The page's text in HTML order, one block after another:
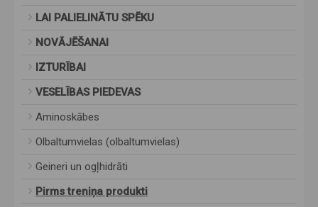
LAI PALIELINĀTU SPĒKU
NOVĀJĒŠANAI
IZTURĪBAI
VESELĪBAS PIEDEVAS
Aminoskābes
Olbaltumvielas (olbaltumvielas)
Geineri un ogļhidrāti
Pirms treniņa produkti